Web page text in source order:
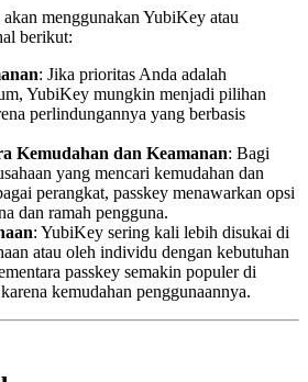
akan menggunakan YubiKey atau
berikut:
: Jika prioritas Anda adalah
YubiKey mungkin menjadi pilihan
perlindungannya yang berbasis
Kemudahan dan Keamanan: Bagi
yang mencari kemudahan dan
perangkat, passkey menawarkan opsi
dan ramah pengguna.
: YubiKey sering kali lebih disukai di
atau oleh individu dengan kebutuhan
passkey semakin populer di
kemudahan penggunaannya.